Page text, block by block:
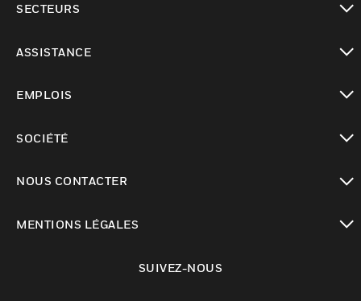
SECTEURS
ASSISTANCE
EMPLOIS
SOCIÉTÉ
NOUS CONTACTER
MENTIONS LÉGALES
SUIVEZ-NOUS